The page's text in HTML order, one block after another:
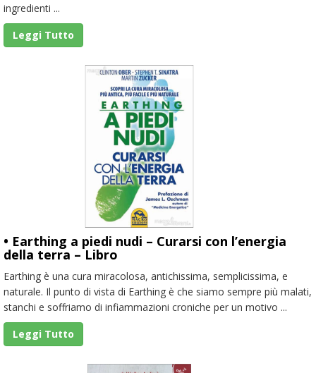
ingredienti ...
Leggi Tutto
• Earthing a piedi nudi – Curarsi con l’energia
della terra – Libro
Earthing è una cura miracolosa, antichissima, semplicissima, e
naturale. Il punto di vista di Earthing è che siamo sempre più malati,
stanchi e soffriamo di infiammazioni croniche per un motivo ...
Leggi Tutto